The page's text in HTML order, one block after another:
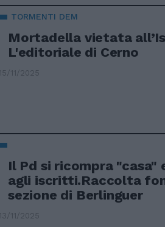
TORMENTI DEM
Mortadella vietata
L'editoriale di Cerno
15/11/2025
Il Pd si ricompra "casa"
agli iscritti.Raccolta
sezione di Berlinguer
13/11/2025